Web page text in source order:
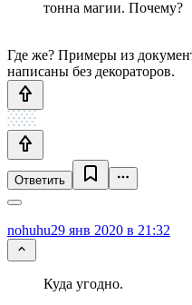
тонна магии. Почему?
Где же? Примеры из
написаны без декораторов.
Ответить
nohuhu29 янв 2020 в 21:32
Куда угодно.